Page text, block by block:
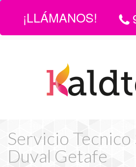
LLÁMANOS:916 850 696 | EMAIL
calderas-en-
Servicio Tecnico
Duval Getafe
¡LLÁMANOS!